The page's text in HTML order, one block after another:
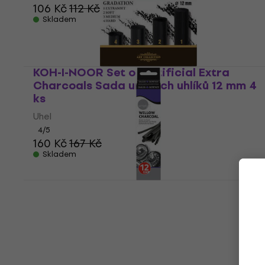
106 Kč112 Kč
Skladem
KOH-I-NOOR Set of Artificial Extra
Charcoals Sada umělých uhlíků 12 mm 4
ks
Uhel
4/5
160 Kč167 Kč
Skladem
Daler Rowney Willow charcoals Sada